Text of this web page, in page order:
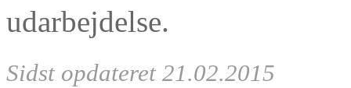
udarbejdelse.
Sidst opdateret 21.02.2015